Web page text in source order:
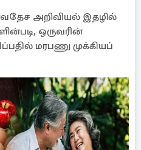
அறிவியல் இதழில்
ஒருவரின்
மரபணு முக்கியப்